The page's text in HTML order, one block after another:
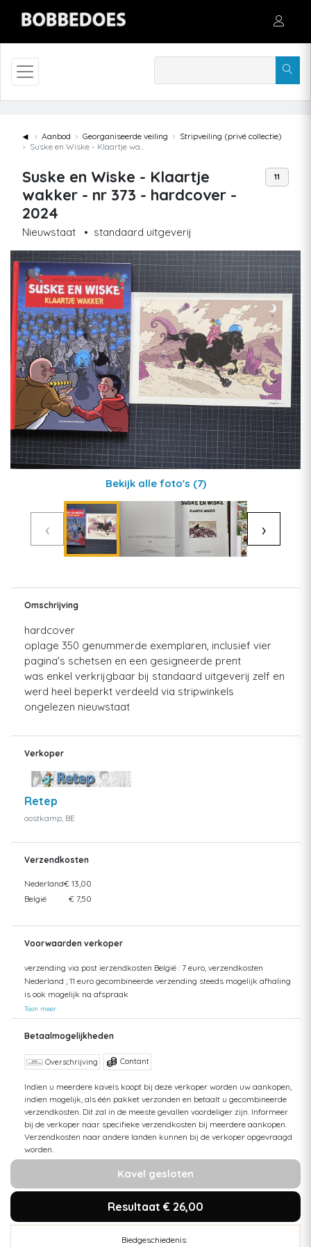
◄ Aanbod Georganiseerde veiling
Stripveiling (privé collectie)
Suske en Wiske - Klaartje wakker - nr 373 - hardcover - 2024
Suske en Wiske - Klaartje
wakker - nr 373 - hardcover -
2024
Nieuwstaat • standaard uitgeverij
11
Bekijk alle foto's (7)
‹ ›
Omschrijving
hardcover
oplage 350 genummerde exemplaren, inclusief vier
pagina's schetsen en een gesigneerde prent
was enkel verkrijgbaar bij standaard uitgeverij zelf en
werd heel beperkt verdeeld via stripwinkels
ongelezen nieuwstaat
Verkoper
Retep
oostkamp, BE
Verzendkosten
Nederland€ 13,00
België
€ 7,50
Voorwaarden verkoper
verzending via post ierzendkosten België : 7 euro, verzendkosten
Nederland ; 11 euro gecombineerde verzending steeds mogelijk afhaling
is ook mogelijk na afspraak
Toon meer
Betaalmogelijkheden
Overschrijving Contant
Indien u meerdere kavels koopt bij deze verkoper worden uw aankopen,
indien mogelijk, als één pakket verzonden en betaalt u gecombineerde
verzendkosten. Dit zal in de meeste gevallen voordeliger zijn. Informeer
bij de verkoper naar specifieke verzendkosten bij meerdere aankopen.
Verzendkosten naar andere landen kunnen bij de verkoper opgevraagd
worden.
Kavel gesloten
Resultaat € 26,00
Biedgeschiedenis: